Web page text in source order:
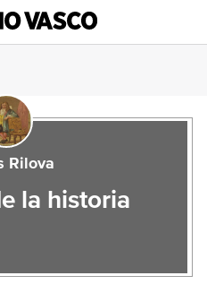
Rilova
la historia